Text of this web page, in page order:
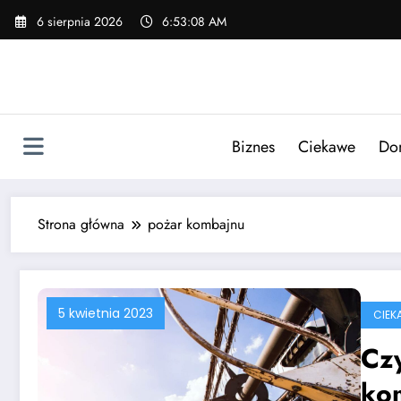
Skip
6 sierpnia 2026 6:53:08 AM
Biznes Ciekawe
Strona główna pożar kombajnu
5 kwietnia 2023